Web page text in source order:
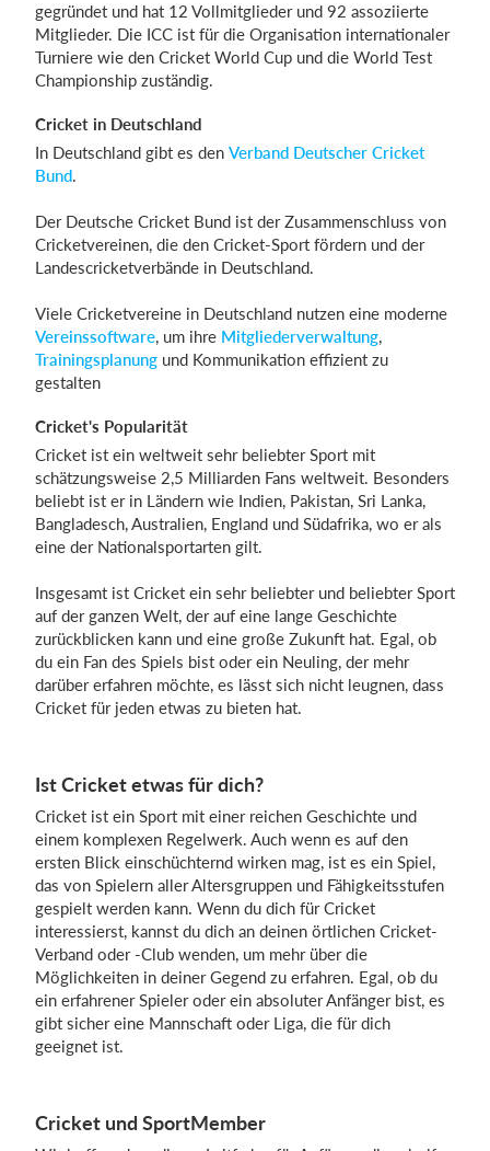
gegründet und hat 12 Vollmitglieder und 92 assoziierte
Mitglieder. Die ICC ist für die Organisation internationaler
Turniere wie den Cricket World Cup und die World Test
Championship zuständig.
Cricket in Deutschland
In Deutschland gibt es den Verband Deutscher Cricket
Bund.
Der Deutsche Cricket Bund ist der Zusammenschluss von
Cricketvereinen, die den Cricket-Sport fördern und der
Landescricketverbände in Deutschland.
Viele Cricketvereine in Deutschland nutzen eine moderne
Vereinssoftware, um ihre Mitgliederverwaltung,
Trainingsplanung und Kommunikation effizient zu
gestalten
Cricket's Popularität
Cricket ist ein weltweit sehr beliebter Sport mit
schätzungsweise 2,5 Milliarden Fans weltweit. Besonders
beliebt ist er in Ländern wie Indien, Pakistan, Sri Lanka,
Bangladesch, Australien, England und Südafrika, wo er als
eine der Nationalsportarten gilt.
Insgesamt ist Cricket ein sehr beliebter und beliebter Sport
auf der ganzen Welt, der auf eine lange Geschichte
zurückblicken kann und eine große Zukunft hat. Egal, ob
du ein Fan des Spiels bist oder ein Neuling, der mehr
darüber erfahren möchte, es lässt sich nicht leugnen, dass
Cricket für jeden etwas zu bieten hat.
Ist Cricket etwas für dich?
Cricket ist ein Sport mit einer reichen Geschichte und
einem komplexen Regelwerk. Auch wenn es auf den
ersten Blick einschüchternd wirken mag, ist es ein Spiel,
das von Spielern aller Altersgruppen und Fähigkeitsstufen
gespielt werden kann. Wenn du dich für Cricket
interessierst, kannst du dich an deinen örtlichen Cricket-
Verband oder -Club wenden, um mehr über die
Möglichkeiten in deiner Gegend zu erfahren. Egal, ob du
ein erfahrener Spieler oder ein absoluter Anfänger bist, es
gibt sicher eine Mannschaft oder Liga, die für dich
geeignet ist.
Cricket und SportMember